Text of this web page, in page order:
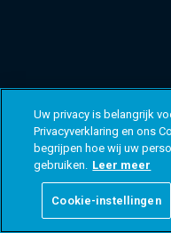
Uw privacy is belangrijk
Privacyverklaring en ons
begrijpen hoe wij uw
gebruiken. Leer meer
Cookie-instellingen